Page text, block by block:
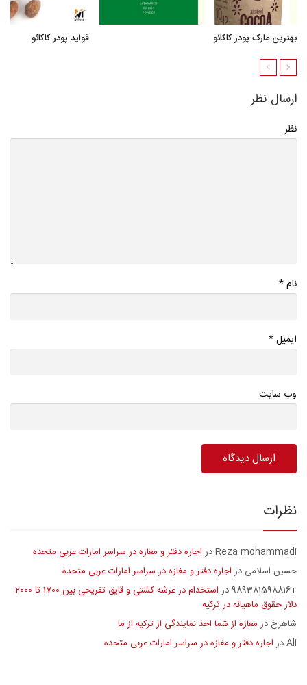
بهترین مارک پودر کاکائو فواید پودر کاکائو
ارسال نظر
نظر
نام*
ایمیل*
وب سایت
نظرات
Reza mohammadiدر اجاره دفتر و مغازه در سراسر امارات عربی متحده
حسین اسلامی در اجاره دفتر و مغازه در سراسر امارات عربی متحده
+989381598816
در
استخدام در عرشه کشتی و قایق تفریحی بین 1700 تا 2000
دلار حقوق ماهیانه در ترکیه
شاهرخ در مغازه از شما اخذ نمایندگی از ترکیه از ما
Aliدر اجاره دفتر و مغازه در سراسر امارات عربی متحده